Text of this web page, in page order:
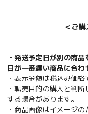
＜ご購
・発送予定日が別の商
日が一番遅い商品に合わ
・表示金額は税込み価格
・転売目的の購入と判
する場合があります。
・商品画像はイメージ